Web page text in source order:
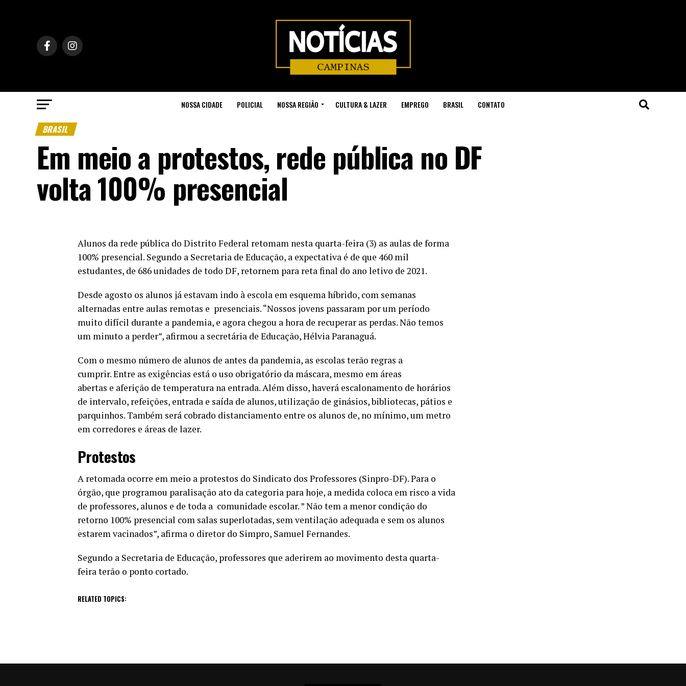
NOSSA CIDADE POLICIAL NOSSA REGIÃO CULTURA & LAZER EMPREGO BRASIL CONTATO
BRASIL
Em meio a protestos, rede pública no DF
volta 100% presencial
Alunos da rede pública do Distrito Federal retomam nesta quarta-feira (3) as aulas de forma
100% presencial. Segundo a Secretaria de Educação, a expectativa é de que 460 mil
estudantes, de 686 unidades de todo DF, retornem para reta final do ano letivo de 2021.
Desde agosto os alunos já estavam indo à escola em esquema híbrido, com semanas
alternadas entre aulas remotas e presenciais. “Nossos jovens passaram por um período
muito difícil durante a pandemia, e agora chegou a hora de recuperar as perdas. Não temos
um minuto a perder”, afirmou a secretária de Educação, Hélvia Paranaguá.
Com o mesmo número de alunos de antes da pandemia, as escolas terão regras a
cumprir. Entre as exigências está o uso obrigatório da máscara, mesmo em áreas
abertas e aferição de temperatura na entrada. Além disso, haverá escalonamento de horários
de intervalo, refeições, entrada e saída de alunos, utilização de ginásios, bibliotecas, pátios e
parquinhos. Também será cobrado distanciamento entre os alunos de, no mínimo, um metro
em corredores e áreas de lazer.
Protestos
A retomada ocorre em meio a protestos do Sindicato dos Professores (Sinpro-DF). Para o
órgão, que programou paralisação ato da categoria para hoje, a medida coloca em risco a vida
de professores, alunos e de toda a comunidade escolar. ” Não tem a menor condição do
retorno 100% presencial com salas superlotadas, sem ventilação adequada e sem os alunos
estarem vacinados”, afirma o diretor do Simpro, Samuel Fernandes.
Segundo a Secretaria de Educação, professores que aderirem ao movimento desta quarta-
feira terão o ponto cortado.
RELATED TOPICS: